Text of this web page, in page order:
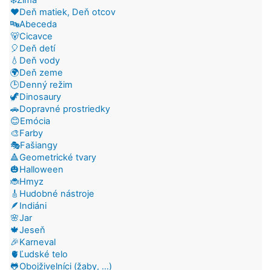
❤️Deň matiek, Deň otcov
🔤Abeceda
🐻Cicavce
🎈Deň detí
💧Deň vody
🌍Deň zeme
🕒Denný režim
🦖Dinosaury
🚗Dopravné prostriedky
😊Emócia
🎨Farby
🎭Fašiangy
🔺Geometrické tvary
🎃Halloween
🐞Hmyz
🎸Hudobné nástroje
🪶Indiáni
🌸Jar
🍁Jeseň
🎉Karneval
🫀Ľudské telo
🐸Obojživelníci (žaby, ...)